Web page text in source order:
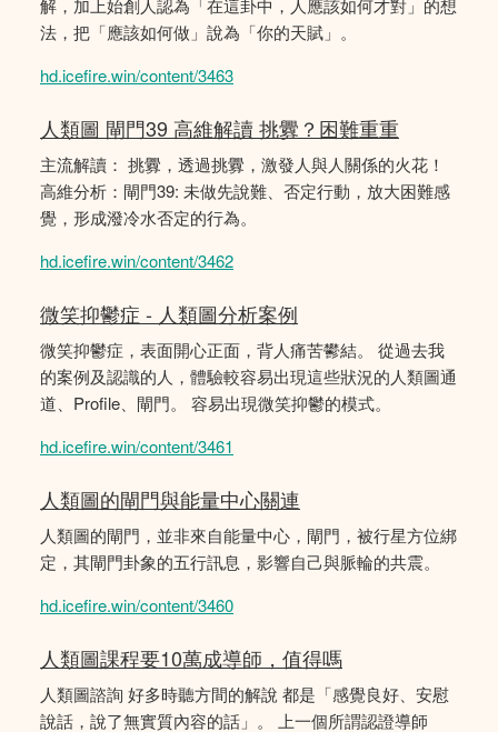
解，加上始創人認為「在這卦中，人應該如何才對」的想
法，把「應該如何做」說為「你的天賦」。
hd.icefire.win/content/3463
人類圖 閘門39 高維解讀 挑釁？困難重重
主流解讀： 挑釁，透過挑釁，激發人與人關係的火花！
高維分析：閘門39: 未做先說難、否定行動，放大困難感
覺，形成潑冷水否定的行為。
hd.icefire.win/content/3462
微笑抑鬱症 - 人類圖分析案例
微笑抑鬱症，表面開心正面，背人痛苦鬰結。 從過去我
的案例及認識的人，體驗較容易出現這些狀況的人類圖通
道、Profile、閘門。 容易出現微笑抑鬱的模式。
hd.icefire.win/content/3461
人類圖的閘門與能量中心關連
人類圖的閘門，並非來自能量中心，閘門，被行星方位綁
定，其閘門卦象的五行訊息，影響自己與脈輪的共震。
hd.icefire.win/content/3460
人類圖課程要10萬成導師，值得嗎
人類圖諮詢 好多時聽方間的解說 都是「感覺良好、安慰
說話，說了無實質內容的話」。 上一個所謂認證導師